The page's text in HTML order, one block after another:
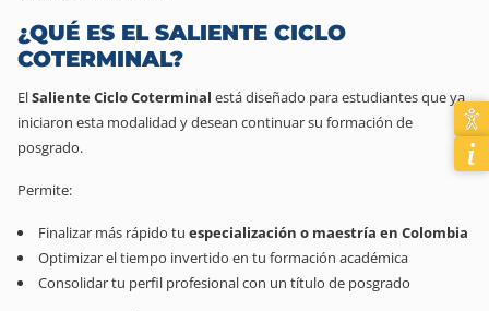
¿QUÉ ES EL SALIENTE CICLO
COTERMINAL?
ElSaliente Ciclo Coterminal está diseñado para estudiantes que ya
iniciaron esta modalidad y desean continuar su formación de
posgrado.
Permite:
Finalizar más rápido tu especialización o maestría en Colombia
Optimizar el tiempo invertido en tu formación académica
Consolidar tu perfil profesional con un título de posgrado